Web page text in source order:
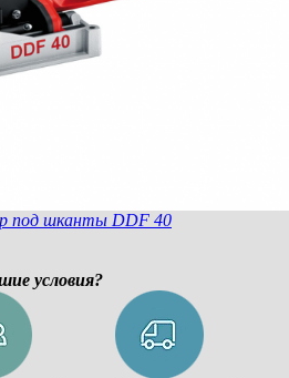
под шканты DDF 40
условия?